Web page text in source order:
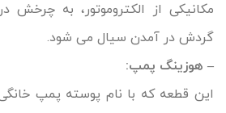
مکانیکی از الکتروموتور، به
گردش در آمدن سیال می شود.
– هوزینگ پمپ:
این قطعه که با نام پوسته پمپ